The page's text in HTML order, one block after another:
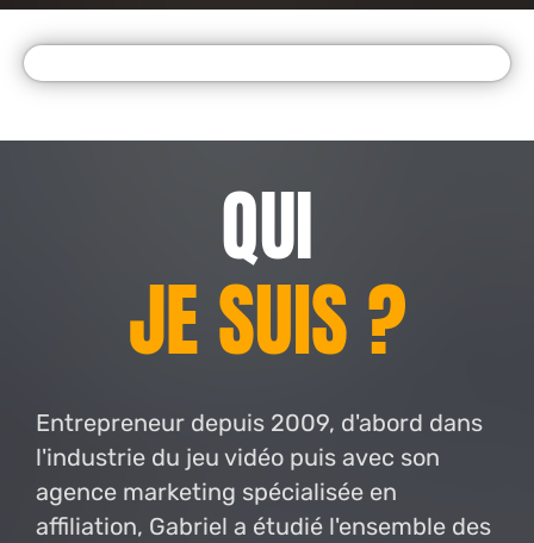
QUI
JE SUIS ?
Entrepreneur depuis 2009, d'abord dans
l'industrie du jeu vidéo puis avec son
agence marketing spécialisée en
affiliation, Gabriel a étudié l'ensemble des